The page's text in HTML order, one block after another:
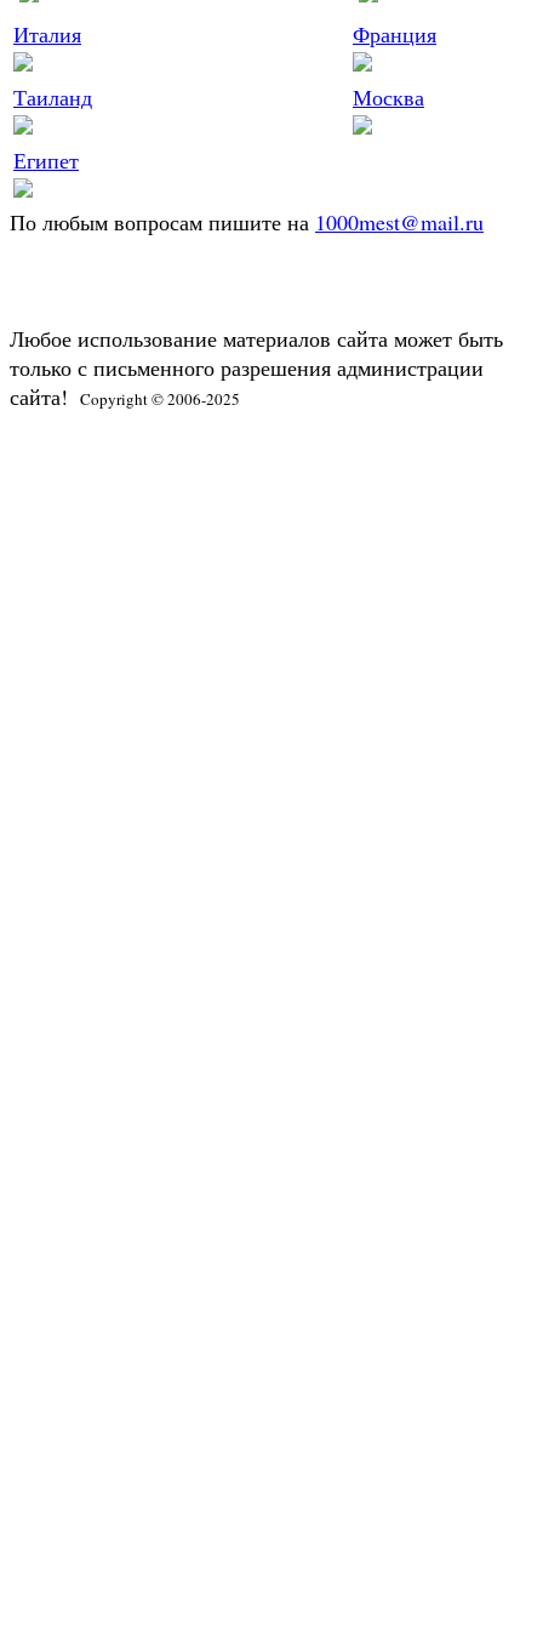
Италия Франция
Таиланд Москва
Египет
По любым вопросам пишите на 1000mest@mail.ru
Любое использование материалов сайта может быть
только с письменного разрешения администрации
сайта!
Copyright © 2006-2025